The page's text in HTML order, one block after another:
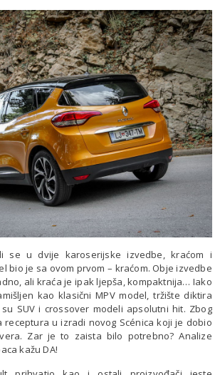
se u dvije karoserijske izvedbe, kraćom i
bio je sa ovom prvom – kraćom. Obje izvedbe
ali kraća je ipak ljepša, kompaktnija… Iako
kao klasični MPV model, tržište diktira
SUV i crossover modeli apsolutni hit. Zbog
receptura u izradi novog Scénica koji je dobio
Zar je to zaista bilo potrebno? Analize
kažu DA!